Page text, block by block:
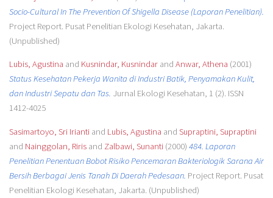
Socio-Cultural In The Prevention Of Shigella Disease (Laporan Penelitian).
Project Report. Pusat Penelitian Ekologi Kesehatan, Jakarta.
(Unpublished)
Lubis, Agustina and Kusnindar, Kusnindarand Anwar, Athena (2001)
Status Kesehatan Pekerja Wanita di Industri Batik, Penyamakan Kulit,
dan Industri Sepatu dan Tas. Jurnal Ekologi Kesehatan, 1 (2). ISSN
1412-4025
Sasimartoyo, Sri Iriantiand Lubis, Agustina and Supraptini, Supraptini
and Nainggolan, Ririsand Zalbawi, Sunanti(2000) 484. Laporan
Penelitian Penentuan Bobot Risiko Pencemaran Bakteriologik Sarana Air
Bersih Berbagai Jenis Tanah Di Daerah Pedesaan. Project Report. Pusat
Penelitian Ekologi Kesehatan, Jakarta. (Unpublished)